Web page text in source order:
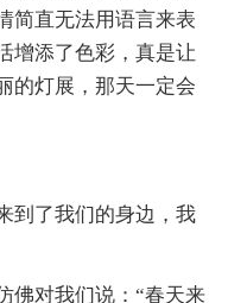
简直无法用语言来表
增添了色彩，真是让
的灯展，那天一定会
了我们的身边，我
对我们说：“春天来